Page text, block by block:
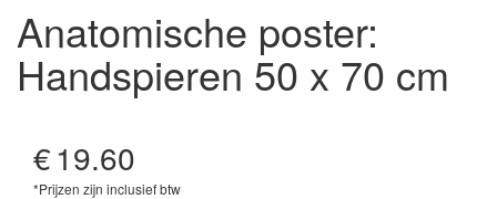
Anatomische poster:
Handspieren 50 x 70 cm
€19.60
*Prijzen zijn inclusief btw